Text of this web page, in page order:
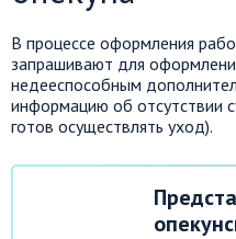
В процессе оформления
запрашивают для
недееспособным
информацию об отсутствии
готов осуществлять уход).